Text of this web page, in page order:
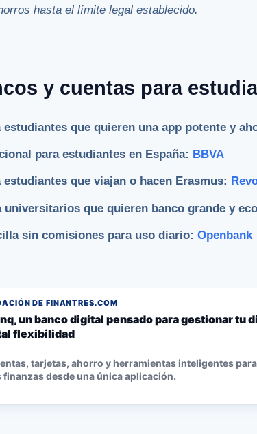
hasta el límite legal establecido.
y cuentas para
estudiantes que quieren una app potente y
para estudiantes en España: BBVA
estudiantes que viajan o hacen Erasmus:
universitarios que quieren banco grande y
sin comisiones para uso diario:Openbank
DE FINANTRES.COM
un banco digital pensado para gestionar tu
flexibilidad
tarjetas, ahorro y herramientas inteligentes
finanzas desde una única aplicación.